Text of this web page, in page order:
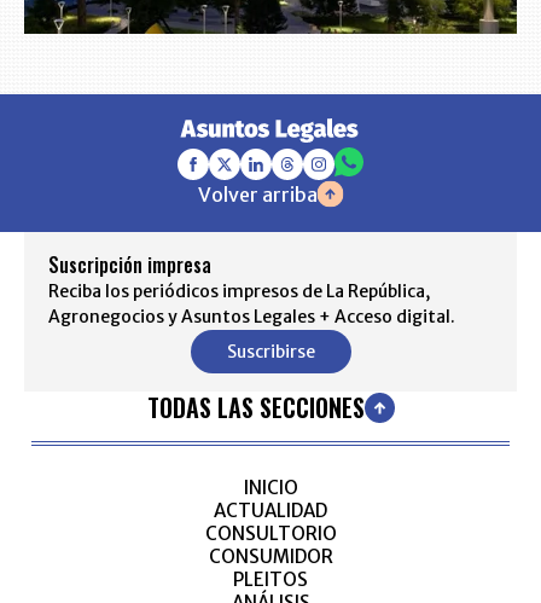
Volver arriba
Suscripción impresa
Reciba los periódicos impresos de La República,
Agronegocios y Asuntos Legales + Acceso digital.
Suscribirse
TODAS LAS SECCIONES
INICIO
ACTUALIDAD
CONSULTORIO
CONSUMIDOR
PLEITOS